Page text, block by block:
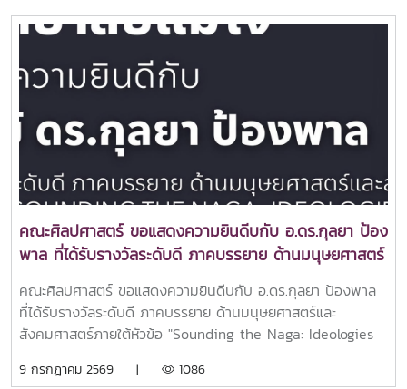
ประกอบการจริงกิจกรรมในครั้งนี้ได้รับเกียรติจากศิษย์เก่า
ประสบการณ์การปฏิบัติงานสหกิจศึกษาในสถานประกอบการ
หลากหลายประเภท มาร่วมถ่ายทอดประสบการณ์ แลกเปลี่ยนมุม
มอง และให้คำแนะนำเกี่ยวกับการเตรียมความพร้อมสู่โลกแห่งการ
ทำงาน โดยเน้นประเด็นด้านวัฒนธรรมองค์กรในสายงานบริการ
และสายงานที่เกี่ยวข้องกับการปฏิบัติสหกิจศึกษา ตลอดจน
มารยาทในการทำงาน การปรับตัว และการวางตัวอย่างเหมาะ
สมในสถานประกอบการ เพื่อให้นักศึกษาสามารถนำความรู้และ
ประสบการณ์ไปประยุกต์ใช้ได้อย่างมีประสิทธิภาพวิทยากรประกอบ
ด้วย นายณัฐกร นันตากาศ ตัวแทนกลุ่มสถานศึกษา (โรงเรียน
มงฟอร์ตวิทยาลัย จังหวัดเชียงใหม่) นางสาวอรณิชา สุขป้อม
ตัวแทนกลุ่มหน่วยงานเอกชน (โรงเรียน New Stamford จังหวัด
เชียงใหม่) นายต่อตระกูล วงศ์วรทัญญู ตัวแทนกลุ่มสายการบิน
(สายการบินไทย ไลอ้อน แอร์ สถานีเชียงใหม่) นายพชร จันทวงค์
Course จังหวัดเชียงใหม่) และนายสืบสกุล สังห้อ ตัวแทนกลุ่ม
คณะศิลปศาสตร์ ขอแสดงความยินดีบกับ อ.ดร.กุลยา ป้อง
พาล ที่ได้รับรางวัลระดับดี ภาคบรรยาย ด้านมนุษยศาสตร์
และสังคมศาสตร์ภายใต้หัวข้อ "Sounding the Naga:
Ideologies in Thai Naga Soundtracks (ฟังเสียง
พญานาค: อุดมการณ์ในเพลงประกอบสื่อพญานาคไทย)"
คณะศิลปศาสตร์ ขอแสดงความยินดีบกับ อ.ดร.กุลยา ป้องพาล
ที่ได้รับรางวัลระดับดี ภาคบรรยาย ด้านมนุษยศาสตร์และ
สังคมศาสตร์ภายใต้หัวข้อ "Sounding the Naga: Ideologies
เพลงประกอบสื่อพญานาคไทย)" ในการประชุมระดับชาติ
9 กรกฎาคม 2569 | 1086